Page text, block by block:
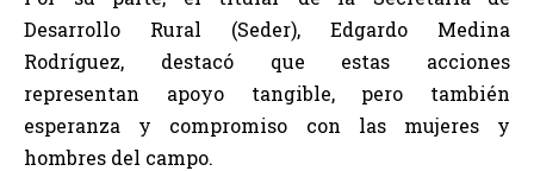
Desarrollo Rural (Seder), Edgardo Medina
Rodríguez, destacó que estas acciones
representan apoyo tangible, pero también
esperanza y compromiso con las mujeres y
hombres del campo.